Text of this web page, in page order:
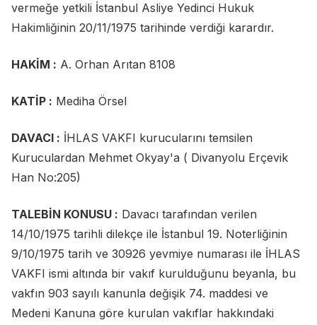
vermeğe yetkili İstanbul Asliye Yedinci Hukuk
Hakimliğinin 20/11/1975 tarihinde verdiği karardır.
HAKİM : A. Orhan Arıtan 8108
KATİP : Mediha Örsel
DAVACI : İHLAS VAKFI kurucularını temsilen
Kuruculardan Mehmet Okyay'a ( Divanyolu Erçevik
Han No:205)
TALEBİN KONUSU : Davacı tarafından verilen
14/10/1975 tarihli dilekçe ile İstanbul 19. Noterliğinin
9/10/1975 tarih ve 30926 yevmiye numarası ile İHLAS
VAKFI ismi altında bir vakıf kurulduğunu beyanla, bu
vakfın 903 sayılı kanunla değişik 74. maddesi ve
Medeni Kanuna göre kurulan vakıflar hakkındaki